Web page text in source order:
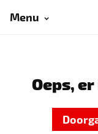
Menu
Oeps,